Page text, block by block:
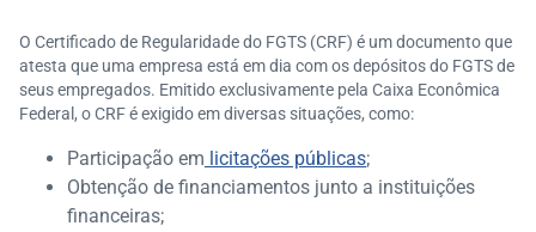
O Certificado de Regularidade do FGTS (CRF) é um documento que
atesta que uma empresa está em dia com os depósitos do FGTS de
seus empregados. Emitido exclusivamente pela Caixa Econômica
Federal, o CRF é exigido em diversas situações, como:
Participação em licitações públicas;
Obtenção de financiamentos junto a instituições
financeiras;